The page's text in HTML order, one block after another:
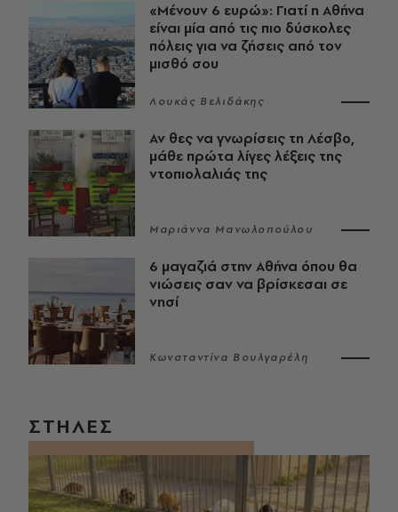
«Μένουν 6 ευρώ»: Γιατί η Αθήνα
είναι μία από τις πιο δύσκολες
πόλεις για να ζήσεις από τον
μισθό σου
Λουκάς Βελιδάκης
Αν θες να γνωρίσεις τη Λέσβο,
μάθε πρώτα λίγες λέξεις της
ντοπιολαλιάς της
Μαριάννα Μανωλοπούλου
6 μαγαζιά στην Αθήνα όπου θα
νιώσεις σαν να βρίσκεσαι σε
νησί
Κωνσταντίνα Βουλγαρέλη
ΣΤΗΛΕΣ